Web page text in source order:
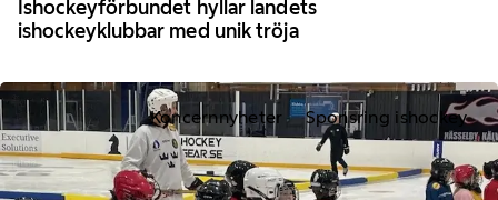
Ishockeyförbundet hyllar landets
ishockeyklubbar med unik tröja
Koncernnyheter Sponsring ishockey